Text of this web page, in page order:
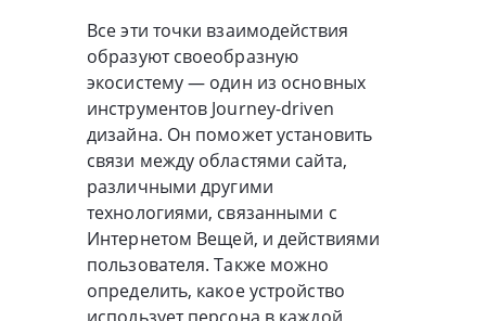
Все эти точки взаимодействия
образуют своеобразную
экосистему — один из основных
инструментов Journey-driven
дизайна. Он поможет установить
связи между областями сайта,
различными другими
технологиями, связанными с
Интернетом Вещей, и действиями
пользователя. Также можно
определить, какое устройство